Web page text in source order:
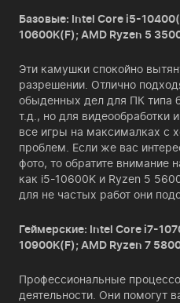
Базовые: Intel Core i5-
10600K(F); AMD Ryzen 5
Эти камушки спокойно
разрешении. Отлично
обыденных дел для ПК типа
т.д., но для видеообработки
все игры на максималках с
проблем. Если же вас
фото, то обратите внимание
как i5-10600K и Ryzen 5
для не частых работ они
Геймерские: Intel Core i7-
10900K(F); AMD Ryzen 7
Профессиональные
деятельности. Они помогут